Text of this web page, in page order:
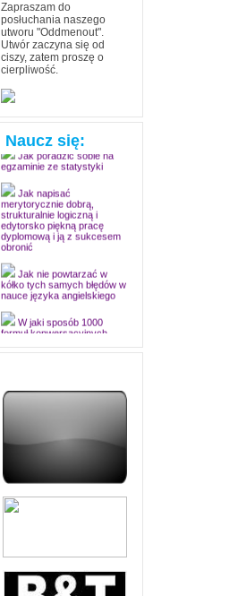
Zapraszam do
posłuchania naszego
utworu "Oddmenout".
Utwór zaczyna się od
ciszy, zatem proszę o
cierpliwość.
Naucz się:
Jak stworzyć fenomen
egzamin? Poznaj metody
mistrzów
Jak poradzić sobie na
egzaminie ze statystyki
Jak napisać
merytorycznie dobrą,
strukturalnie logiczną i
edytorsko piękną pracę
dyplomową i ją z sukcesem
obronić
Jak nie powtarzać w
kółko tych samych błędów w
nauce języka angielskiego
W jaki sposób 1000
pozwoli Ci opanować język
zapamiętasz
zrozumiale wytłumaczył, na
(reported speech) w języku
angielskim
dłużej!